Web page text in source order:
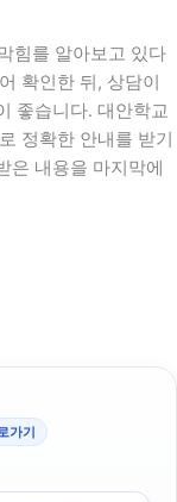
힘를 알아보고 있다
확인한 뒤, 상담이
좋습니다. 대안학교
정확한 안내를 받기
은 내용을 마지막에
가기